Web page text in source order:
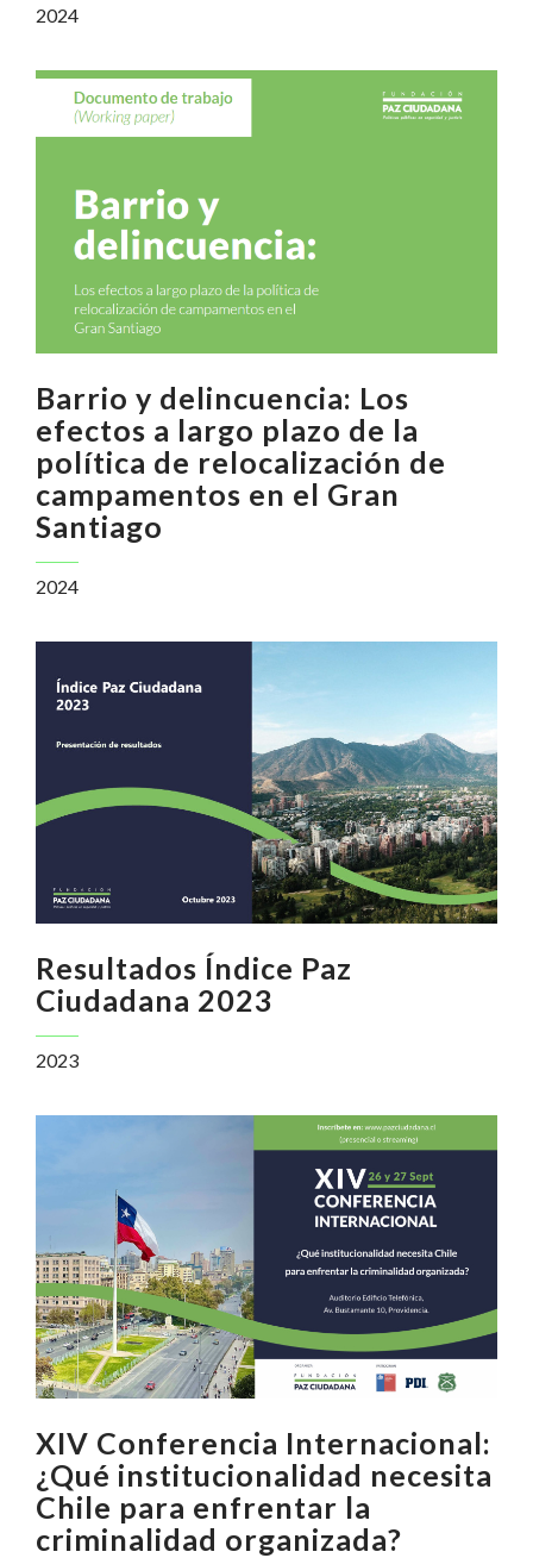
2024
Barrio y delincuencia: Los
efectos a largo plazo de la
política de relocalización de
campamentos en el Gran
Santiago
2024
Resultados Índice Paz
Ciudadana 2023
2023
XIV Conferencia Internacional:
¿Qué institucionalidad necesita
Chile para enfrentar la
criminalidad organizada?